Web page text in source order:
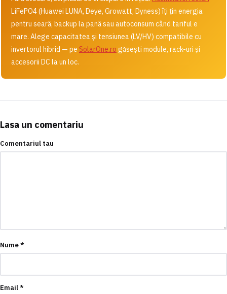
LiFePO4 (Huawei LUNA, Deye, Growatt, Dyness) îți țin energia
pentru seară, backup la pană sau autoconsum când tariful e
mare. Alege capacitatea și tensiunea (LV/HV) compatibile cu
invertorul hibrid — pe SolarOne.ro găsești module, rack-uri și
accesorii DC la un loc.
Lasa un comentariu
Comentariul tau
Nume*
Email*